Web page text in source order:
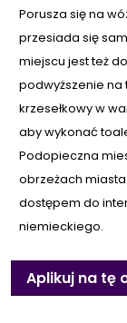
Porusza się na
przesiada się
miejscu jest też
podwyższenie na
krzesełkowy w
aby wykonać
Podopieczna
obrzeżach
dostępem do
niemieckiego.
Aplikuj na tę